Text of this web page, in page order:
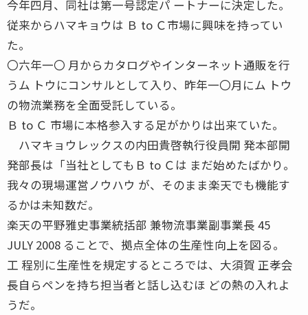
今年四月、同社は第一号認定パ ートナーに決定した。
従来からハマキョウは Ｂ to Ｃ市場に興味を持ってい
た。
〇六年一〇 月からカタログやインターネット通販を行
うム トウにコンサルとして入り、昨年一〇月にム トウ
の物流業務を全面受託している。
Ｂ to Ｃ 市場に本格参入する足がかりは出来ていた。
ハマキョウレックスの内田貴啓執行役員開 発本部開
発部長は「当社としてもＢ to Ｃは まだ始めたばかり。
我々の現場運営ノウハウ が、そのまま楽天でも機能す
るかは未知数だ。
楽天の平野雅史事業統括部 兼物流事業副事業長 45
JULY 2008 ることで、拠点全体の生産性向上を図る。
工 程別に生産性を規定するところでは、大須賀 正孝会
長自らペンを持ち担当者と話し込むほ どの熱の入れよ
うだ。